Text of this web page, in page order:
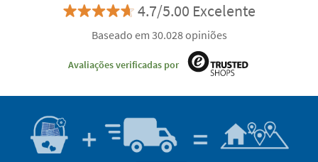
4.7/5.00 Excelente
Baseado em 30.028 opiniões
Avaliações verificadas por